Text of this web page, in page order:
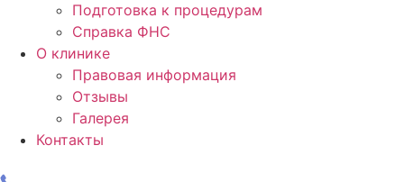
Подготовка к процедурам
Справка ФНС
О клинике
Правовая информация
Отзывы
Галерея
Контакты